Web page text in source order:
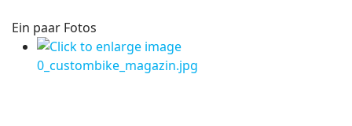
Ein paar Fotos